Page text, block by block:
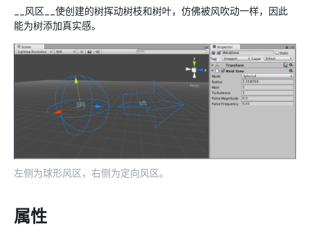
__风区__使创建的树挥动树枝和树叶，仿佛被风吹动一样，因此
能为树添加真实感。
左侧为球形风区，右侧为定向风区。
属性